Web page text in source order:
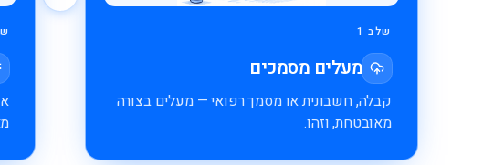
שלב 1
מעלים מסמכים
קבלה, חשבונית או מסמך רפואי — מעלים בצורה
מאובטחת, וזהו.